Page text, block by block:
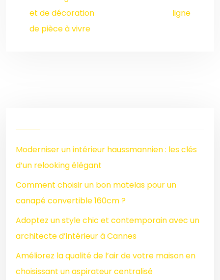
et de décoration
de pièce à vivre
ligne
Moderniser un intérieur haussmannien : les clés
d’un relooking élégant
Comment choisir un bon matelas pour un
canapé convertible 160cm ?
Adoptez un style chic et contemporain avec un
architecte d’intérieur à Cannes
Améliorez la qualité de l’air de votre maison en
choisissant un aspirateur centralisé